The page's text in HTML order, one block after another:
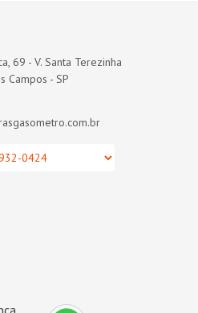
69 - V. Santa Terezinha
Campos - SP